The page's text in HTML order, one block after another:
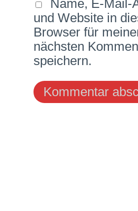
Name, E-Mail-
und Website in
Browser für
nächsten
speichern.